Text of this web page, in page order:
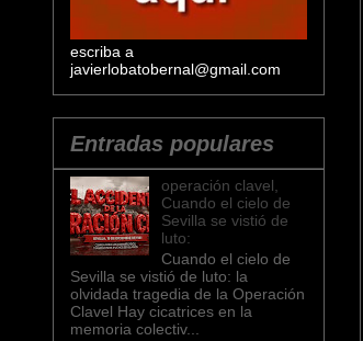
escriba a
javierlobatobernal@gmail.com
Entradas populares
operación clavel,
Cuando el cielo de
Sevilla se vistió de
luto:
Cuando el cielo de
Sevilla se vistió de luto: la
olvidada tragedia de la Operación
Clavel ​Hay cicatrices en la
memoria colectiv...